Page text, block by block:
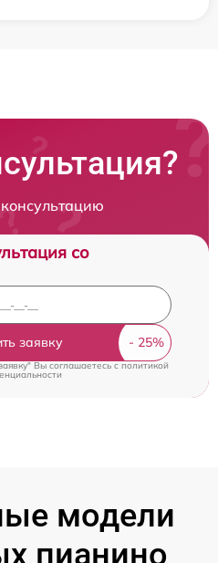
со
заявку
Вы соглашаетесь cполитикой
модели
пианино